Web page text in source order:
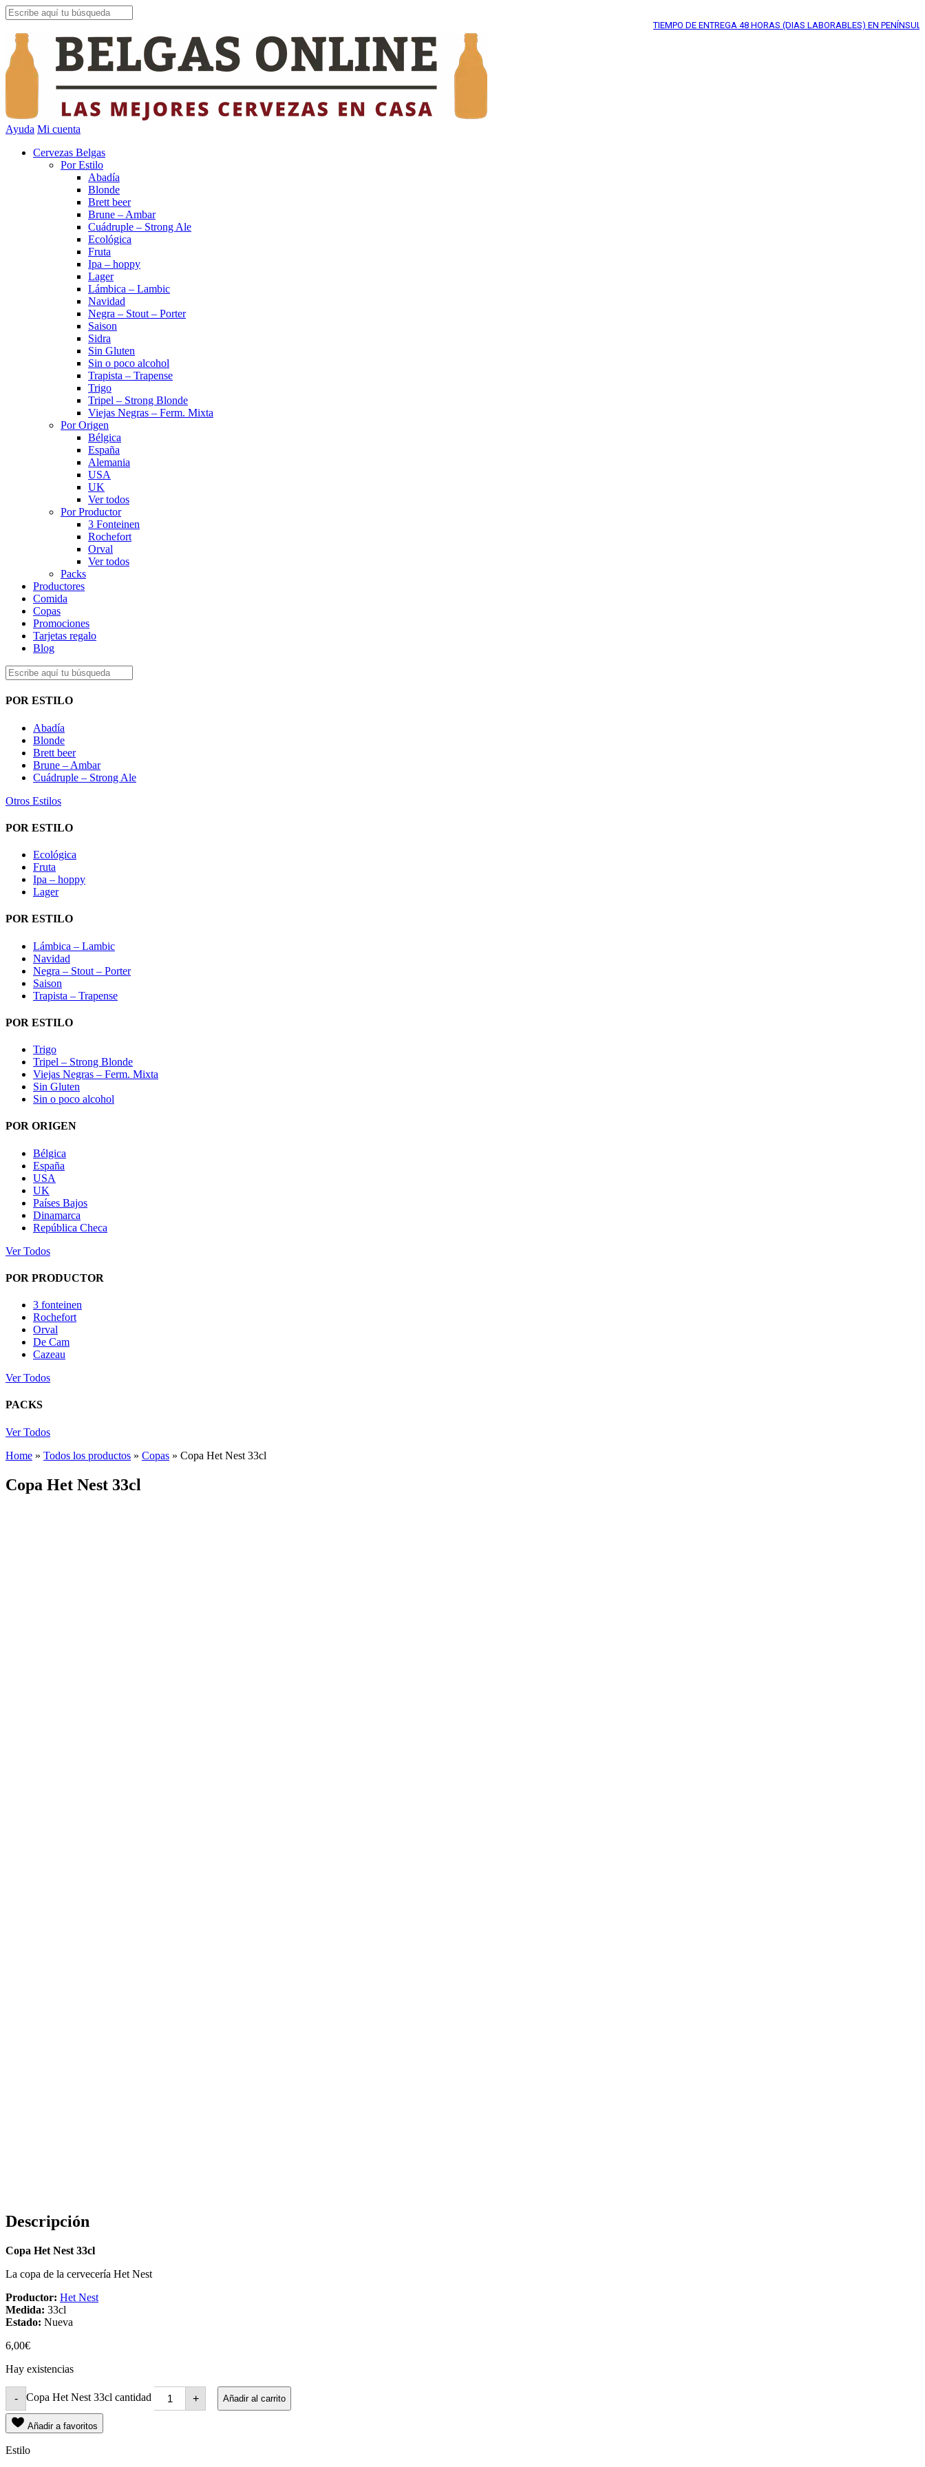
TIEMPO DE ENTREGA48 HORAS (DIAS LABORABLES) EN PENÍNSULA*
Ayuda Mi cuenta
Cervezas Belgas
Por Estilo
Abadía
Blonde
Brett beer
Brune – Ambar
Cuádruple – Strong Ale
Ecológica
Fruta
Ipa – hoppy
Lager
Lámbica – Lambic
Navidad
Negra – Stout – Porter
Saison
Sidra
Sin Gluten
Sin o poco alcohol
Trapista – Trapense
Trigo
Tripel – Strong Blonde
Viejas Negras – Ferm. Mixta
Por Origen
Bélgica
España
Alemania
USA
UK
Ver todos
Por Productor
3 Fonteinen
Rochefort
Orval
Ver todos
Packs
Productores
Comida
Copas
Promociones
Tarjetas regalo
Blog
POR ESTILO
Abadía
Blonde
Brett beer
Brune – Ambar
Cuádruple – Strong Ale
Otros Estilos
POR ESTILO
Ecológica
Fruta
Ipa – hoppy
Lager
POR ESTILO
Lámbica – Lambic
Navidad
Negra – Stout – Porter
Saison
Trapista – Trapense
POR ESTILO
Trigo
Tripel – Strong Blonde
Viejas Negras – Ferm. Mixta
Sin Gluten
Sin o poco alcohol
POR ORIGEN
Bélgica
España
USA
UK
Países Bajos
Dinamarca
República Checa
Ver Todos
POR PRODUCTOR
3 fonteinen
Rochefort
Orval
De Cam
Cazeau
Ver Todos
PACKS
Ver Todos
Home » Todos los productos » Copas » Copa Het Nest 33cl
Copa Het Nest 33cl
Descripción
Copa Het Nest 33cl
La copa de la cervecería Het Nest
Productor: Het Nest
Medida: 33cl
Estado: Nueva
6,00€
Hay existencias
- Copa Het Nest 33cl cantidad + Añadir al carrito
Añadir a favoritos
Estilo